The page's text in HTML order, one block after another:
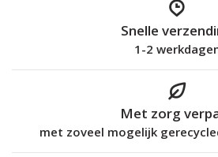
Snelle
1-2
Met zorg
met zoveel mogelijk